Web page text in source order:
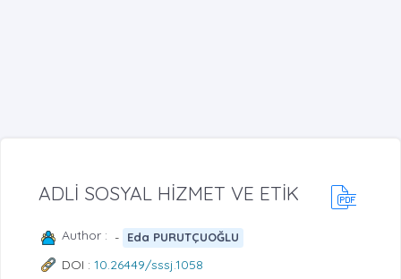
ADLİ SOSYAL HİZMET VE ETİK
Author : - Eda PURUTÇUOĞLU
DOI : 10.26449/sssj.1058